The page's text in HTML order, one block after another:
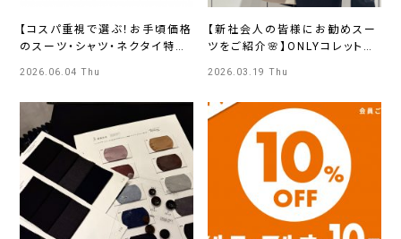
【コスパ重視で選ぶ！お手頃価格
のスーツ・シャツ・ネクタイ特
2026.06.04 Thu
【新社会人の皆様にお勧めスー
ツをご紹介🌸】ONLYコレットマ
2026.03.19 Thu